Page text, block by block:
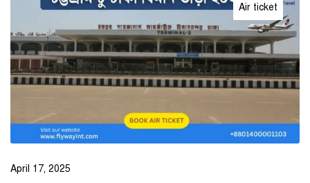
Air ticket
April 17, 2025